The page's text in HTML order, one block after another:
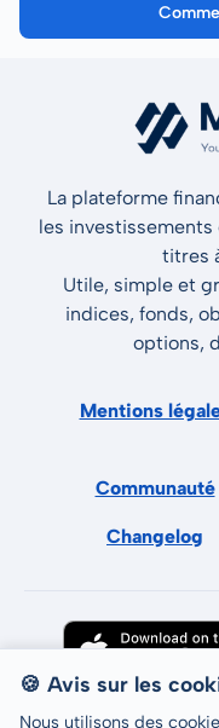
La plateforme
les
titres
Utile, simple et
indices, fonds,
options,
Mentions
Communauté
Changelog
🍪 Avis sur les
Nous utilisons des